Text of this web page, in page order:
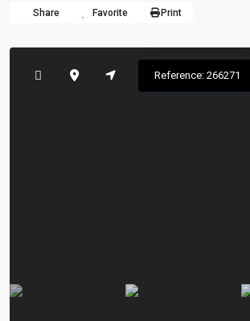
Share Favorite Print
Reference: 266271